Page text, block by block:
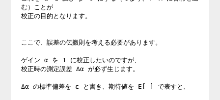
む）ことが
校正の目的となります。
ここで、誤差の伝搬則を考える必要があります。
ゲイン α を 1 に校正したいのですが、
校正時の測定誤差 Δα が必ず生じます。
Δα の標準偏差を ε と書き、期待値を E[ ] で表すと、